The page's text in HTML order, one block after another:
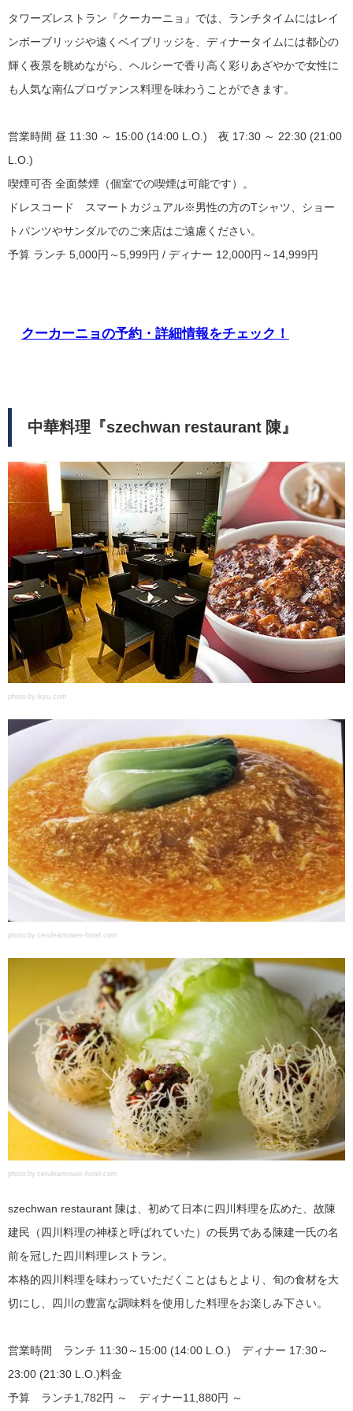
タワーズレストラン『クーカーニョ』では、ランチタイムにはレイ
ンボーブリッジや遠くベイブリッジを、ディナータイムには都心の
輝く夜景を眺めながら、ヘルシーで香り高く彩りあざやかで女性に
も人気な南仏プロヴァンス料理を味わうことができます。
営業時間 昼 11:30 ～ 15:00 (14:00 L.O.) 夜 17:30 ～ 22:30 (21:00
L.O.)
喫煙可否 全面禁煙（個室での喫煙は可能です）。
ドレスコード スマートカジュアル※男性の方のTシャツ、ショー
トパンツやサンダルでのご来店はご遠慮ください。
予算 ランチ 5,000円～5,999円 / ディナー 12,000円～14,999円
クーカーニョの予約・詳細情報をチェック！
中華料理『szechwan restaurant 陳』
photo by ikyu.com
photo by ceruleantower-hotel.com
photo by ceruleantower-hotel.com
szechwan restaurant 陳は、初めて日本に四川料理を広めた、故陳
建民（四川料理の神様と呼ばれていた）の長男である陳建一氏の名
前を冠した四川料理レストラン。
本格的四川料理を味わっていただくことはもとより、旬の食材を大
切にし、四川の豊富な調味料を使用した料理をお楽しみ下さい。
営業時間 ランチ 11:30～15:00 (14:00 L.O.) ディナー 17:30～
23:00 (21:30 L.O.)料金
予算 ランチ1,782円 ～ ディナー11,880円 ～